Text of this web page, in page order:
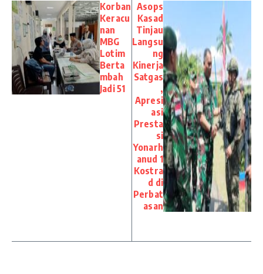
Korban
Keracu
nan
MBG
Lotim
Berta
mbah
Jadi 51
Asops
Kasad
Tinjau
Langsu
ng
Kinerja
Satgas
,
Apresi
asi
Presta
si
Yonarh
anud 1
Kostra
d di
Perbat
asan